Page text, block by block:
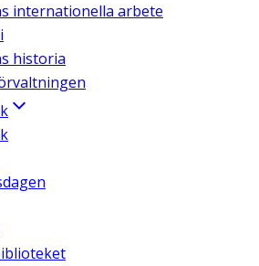
internationella arbete
historia